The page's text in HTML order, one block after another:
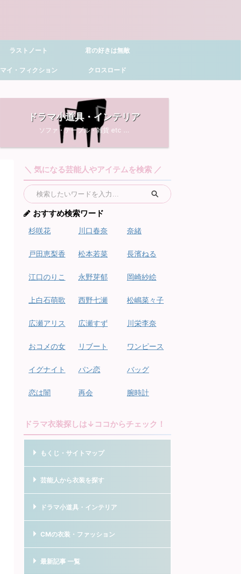
ラストノート 君の好きは無敵
マイ・フィクション
クロスロード
ドラマ小道具・インテリア
ソファ・テーブル・雑貨 etc ...
＼ 気になる芸能人やアイテムを検索 ／
おすすめ検索ワード
杉咲花
戸田恵梨香
江口のりこ
上白石萌歌
広瀬アリス
おコメの女
イグナイト
恋は闇
川口春奈
松本若菜
永野芽郁
西野七瀬
広瀬すず
リブート
パン恋
再会
奈緒
長濱ねる
岡崎紗絵
松嶋菜々子
川栄李奈
ワンピース
バッグ
腕時計
ドラマ衣装探しは↓ココからチェック！
もくじ・サイトマップ
芸能人から衣装を探す
ドラマ小道具・インテリア
CMの衣装・ファッション
最新記事 一覧